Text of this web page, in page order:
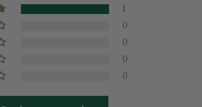
1
0
0
0
0